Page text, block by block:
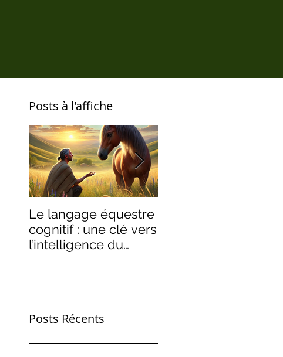
Posts à l'affiche
Le langage équestre
cognitif : une clé vers
l’intelligence du
Posts Récents